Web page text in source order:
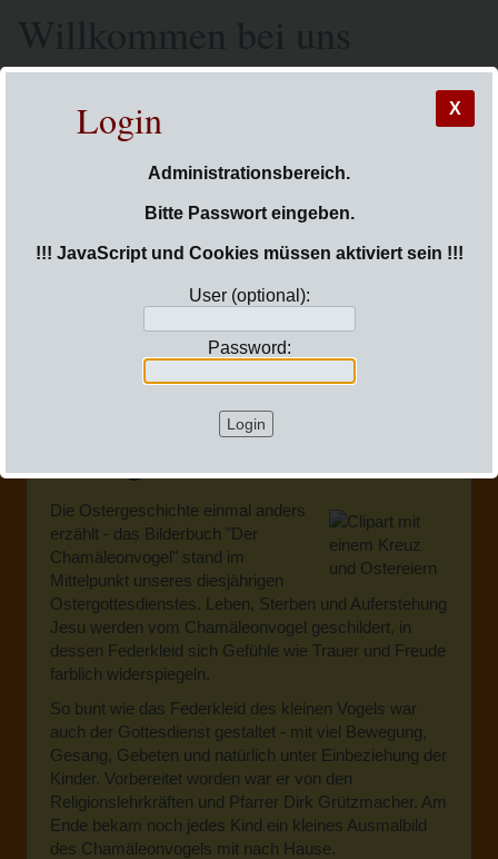
Unsere Schule
Service Impressum
Datenschutz
Barrierefreiheit
Login
Seite Menü
X
Login
Administrationsbereich.
Bitte Passwort eingeben.
!!! JavaScript und Cookies müssen aktiviert sein !!!
User (optional):
Password:
Die Ostergeschichte einmal anders
erzählt - das Bilderbuch "Der
Chamäleonvogel" stand im
Mittelpunkt unseres diesjährigen
Ostergottesdienstes. Leben, Sterben und Auferstehung
Jesu werden vom Chamäleonvogel geschildert, in
dessen Federkleid sich Gefühle wie Trauer und Freude
farblich widerspiegeln.
So bunt wie das Federkleid des kleinen Vogels war
auch der Gottesdienst gestaltet - mit viel Bewegung,
Gesang, Gebeten und natürlich unter Einbeziehung der
Kinder. Vorbereitet worden war er von den
Religionslehrkräften und Pfarrer Dirk Grützmacher. Am
Ende bekam noch jedes Kind ein kleines Ausmalbild
des Chamäleonvogels mit nach Hause.